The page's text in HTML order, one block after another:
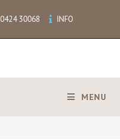
0424 30068 INFO
MENU